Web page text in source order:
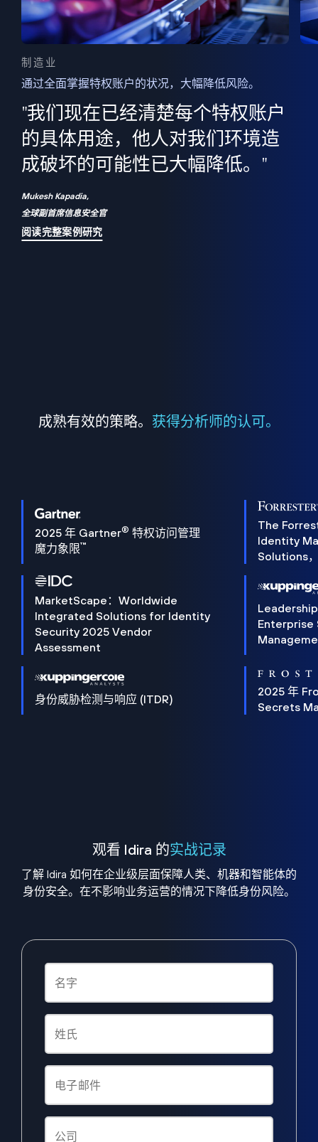
制造业
通过全面掌握特权账户的状况，大幅降低风险。
"我们现在已经清楚每个特权账户
的具体用途，他人对我们环境造
成破坏的可能性已大幅降低。"
Mukesh Kapadia,
全球副首席信息安全官
阅读完整案例研究
成熟有效的策略。 获得分析师的认可。
2025 年 Gartner® 特权访问管理
魔力象限™
The
Identity
Solutions
MarketScape：Worldwide
Integrated Solutions for Identity
Security 2025 Vendor
Assessment
Enterprise
身份威胁检测与响应 (ITDR)
2025 年
Secrets
观看 Idira 的实战记录
了解 Idira 如何在企业级层面保障人类、机器和智能体的
身份安全。在不影响业务运营的情况下降低身份风险。